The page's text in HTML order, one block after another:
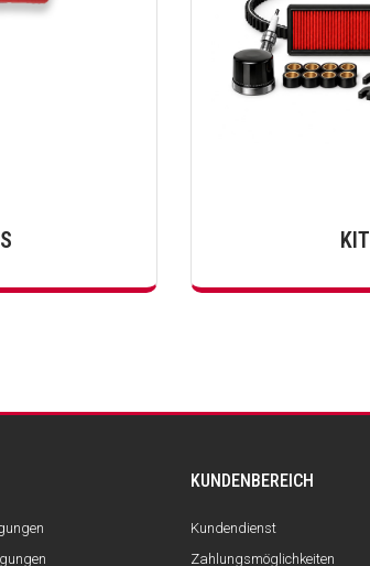
KIT
KUNDENBEREICH
Kundendienst
Zahlungsmöglichkeiten